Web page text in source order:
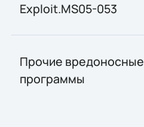
Exploit.MS05-053
Прочие вредоносные
программы